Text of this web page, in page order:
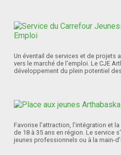
Un éventail de services et de projets
vers le marché de l'emploi. Le CJE
développement du plein potentiel
Favorise l'attraction, l'intégration et
de 18 à 35 ans en région. Le service
jeunes professionnels ou à la main-